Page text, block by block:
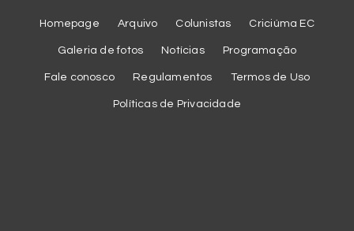
Homepage Arquivo Colunistas Criciúma EC
Galeria de fotos Notícias Programação
Fale conosco Regulamentos Termos de Uso
Políticas de Privacidade